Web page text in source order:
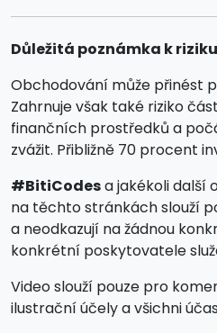
Důležitá poznámka k
Obchodování může přinést
Zahrnuje však také riziko
finančních prostředků a
zvážit. Přibližně 70 procent
#BitiCodesa jakékoli další
na těchto stránkách slouží
a neodkazují na žádnou
konkrétní poskytovatele
Video slouží pouze pro
ilustrační účely a všichni